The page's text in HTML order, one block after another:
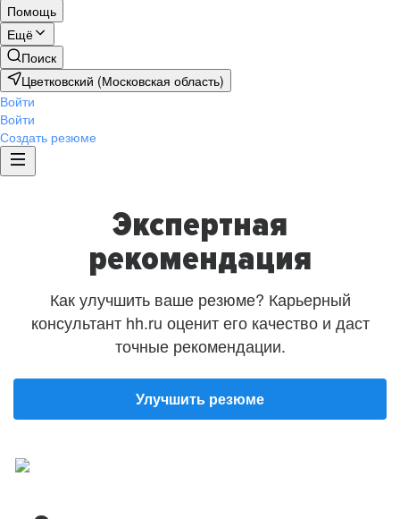
Помощь
Ещё
Поиск
Цветковский (Московская область)
Войти
Войти
Создать резюме
Экспертная
рекомендация
Как улучшить ваше резюме? Карьерный
консультант hh.ru оценит его качество и даст
точные рекомендации.
Улучшить резюме